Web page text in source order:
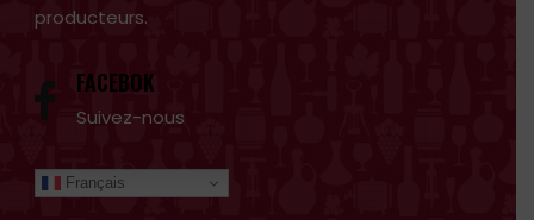
producteurs.
FACEBOK
Suivez-nous
Français